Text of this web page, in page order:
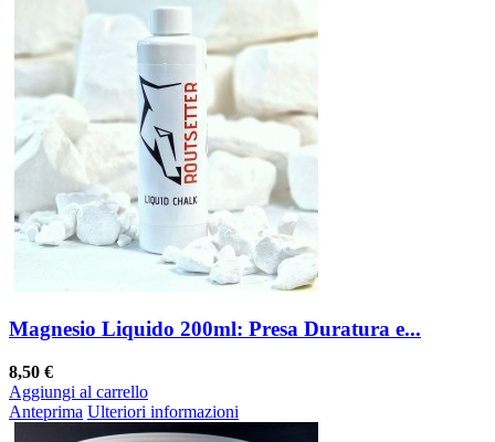
Magnesio Liquido 200ml: Presa Duratura e...
8,50 €
Aggiungi al carrello
Anteprima Ulteriori informazioni